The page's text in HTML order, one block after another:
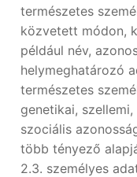
természetes
közvetett módon,
például név,
helymeghatározó
természetes
genetikai,
szociális
több tényező
2.3. személyes